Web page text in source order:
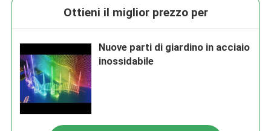
Ottieni il miglior prezzo per
Nuove parti di giardino in acciaio
inossidabile